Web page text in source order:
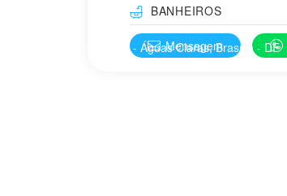
Av - Águas Claras, Brasília - DF
BANHEIROS
Mensagem